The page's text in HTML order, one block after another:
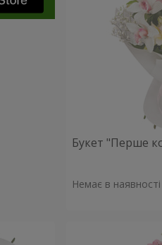
Букет "Перше
Немає в наявності